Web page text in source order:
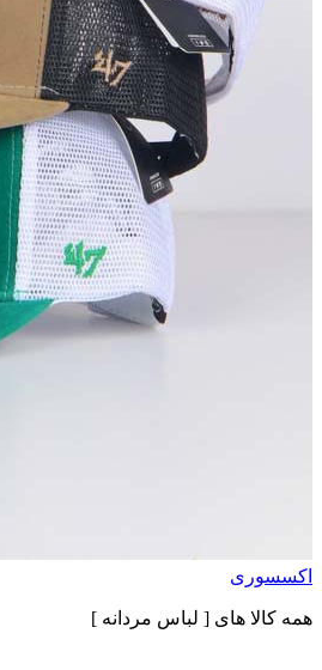
اکسسوری
همه کالا های [ لباس مردانه ]